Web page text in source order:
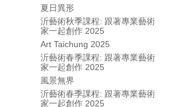
夏日異形
沂藝術秋季課程: 跟著專業藝術
家一起創作 2025
Art Taichung 2025
沂藝術春季課程: 跟著專業藝術
家一起創作 2025
風景無界
沂藝術春季課程: 跟著專業藝術
家一起創作 2025